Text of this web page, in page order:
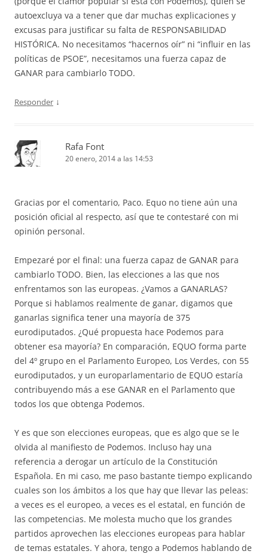
autoexcluya va a tener que dar muchas explicaciones y
excusas para justificar su falta de RESPONSABILIDAD
HISTÓRICA. No necesitamos “hacernos oír” ni “influir en las
políticas de PSOE”, necesitamos una fuerza capaz de
GANAR para cambiarlo TODO.
Responder ↓
Rafa Font
20 enero, 2014 a las 14:53
Gracias por el comentario, Paco. Equo no tiene aún una
posición oficial al respecto, así que te contestaré con mi
opinión personal.
Empezaré por el final: una fuerza capaz de GANAR para
cambiarlo TODO. Bien, las elecciones a las que nos
enfrentamos son las europeas. ¿Vamos a GANARLAS?
Porque si hablamos realmente de ganar, digamos que
ganarlas significa tener una mayoría de 375
eurodiputados. ¿Qué propuesta hace Podemos para
obtener esa mayoría? En comparación, EQUO forma parte
del 4º grupo en el Parlamento Europeo, Los Verdes, con 55
eurodiputados, y un europarlamentario de EQUO estaría
contribuyendo más a ese GANAR en el Parlamento que
todos los que obtenga Podemos.
Y es que son elecciones europeas, que es algo que se le
olvida al manifiesto de Podemos. Incluso hay una
referencia a derogar un artículo de la Constitución
Española. En mi caso, me paso bastante tiempo explicando
cuales son los ámbitos a los que hay que llevar las peleas:
a veces es el europeo, a veces es el estatal, en función de
las competencias. Me molesta mucho que los grandes
partidos aprovechen las elecciones europeas para hablar
de temas estatales. Y ahora, tengo a Podemos hablando de